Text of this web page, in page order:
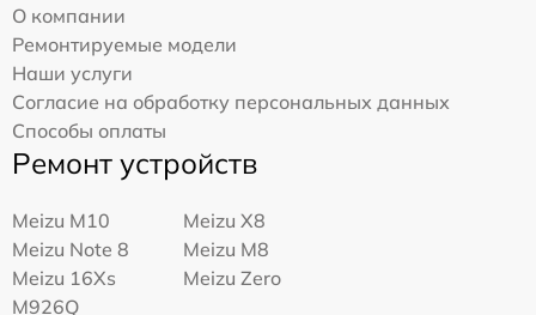
О компании
Ремонтируемые модели
Наши услуги
Согласие на обработку персональных данных
Способы оплаты
Ремонт устройств
Meizu M10
Meizu X8
Meizu Note 8
Meizu M8
Meizu 16Xs
M926Q
Meizu Zero